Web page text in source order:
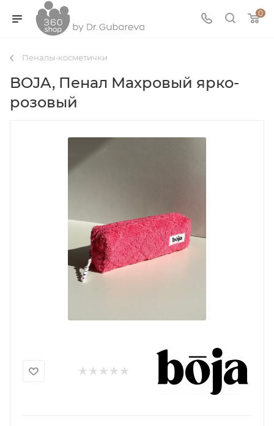
0
Пеналы-косметички
BOJA, Пенал Махровый ярко-
розовый